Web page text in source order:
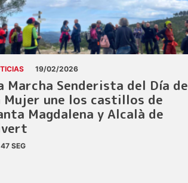
19/02/2026
Marcha Senderista del Día de
Mujer une los castillos de
Magdalena y Alcalà de
47 SEG